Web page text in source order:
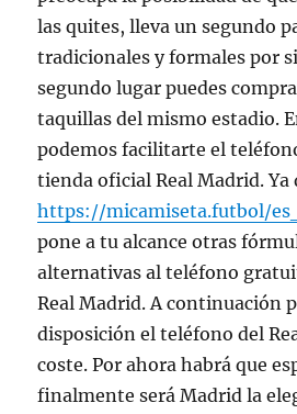
las quites, lleva un segundo
tradicionales y formales por
segundo lugar puedes
taquillas del mismo estadio.
podemos facilitarte el
tienda oficial Real Madrid. Ya
https://micamiseta.futbol/
pone a tu alcance otras
alternativas al teléfono
Real Madrid. A continuación
disposición el teléfono del
coste. Por ahora habrá que
finalmente será Madrid la